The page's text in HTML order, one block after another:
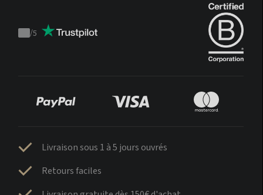
Trustpilot
/5
Livraison sous 1 à 5 jours ouvrés
Retours faciles